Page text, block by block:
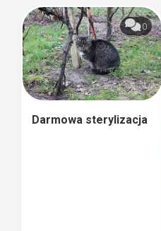
0
Darmowa sterylizacja